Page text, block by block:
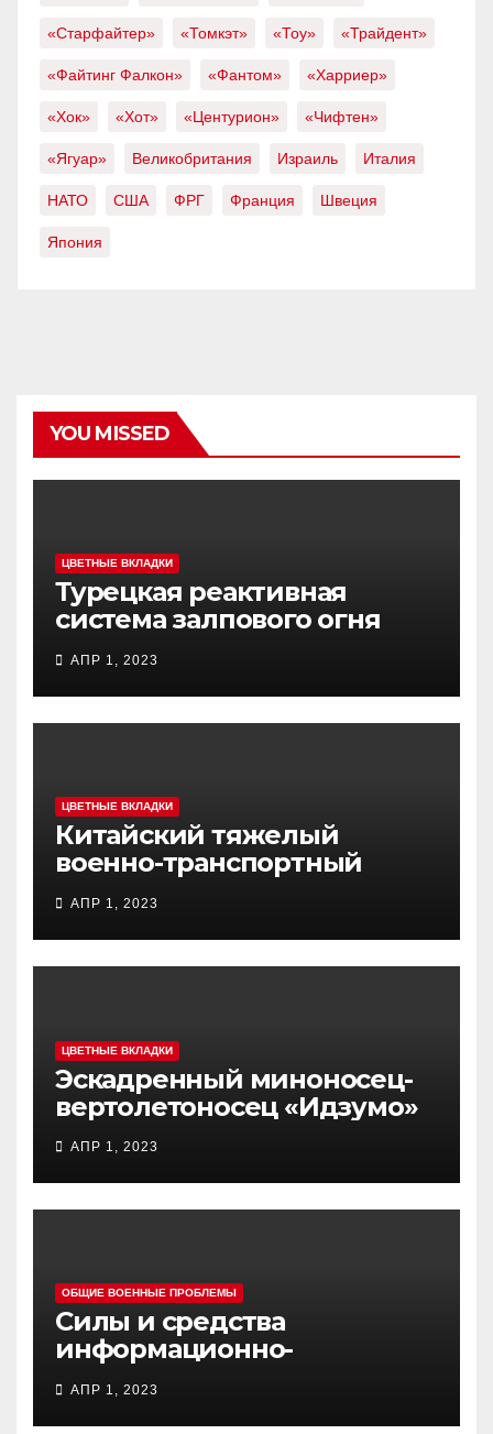
«Старфайтер» «Томкэт» «Тоу» «Трайдент»
«Файтинг Фалкон» «Фантом» «Харриер»
«Хок» «Хот» «Центурион» «Чифтен»
«Ягуар» Великобритания Израиль Италия
НАТО США ФРГ Франция Швеция
Япония
YOU MISSED
ЦВЕТНЫЕ ВКЛАДКИ
Турецкая реактивная
система залпового огня
АПР 1, 2023
ЦВЕТНЫЕ ВКЛАДКИ
Китайский тяжелый
военно-транспортный
(«ЮНЬ-20») «Куньпин»
АПР 1, 2023
ЦВЕТНЫЕ ВКЛАДКИ
Эскадренный миноносец-
вертолетоносец «Идзумо»
АПР 1, 2023
ОБЩИЕ ВОЕННЫЕ ПРОБЛЕМЫ
Силы и средства
информационно-
вооруженных сил Украины
АПР 1, 2023